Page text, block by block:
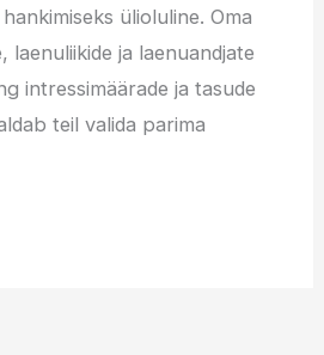
ülioluline. Oma
laenuliikide ja laenuandjate
intressimäärade ja tasude
teil valida parima